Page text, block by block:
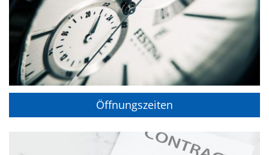
Öffnungszeiten